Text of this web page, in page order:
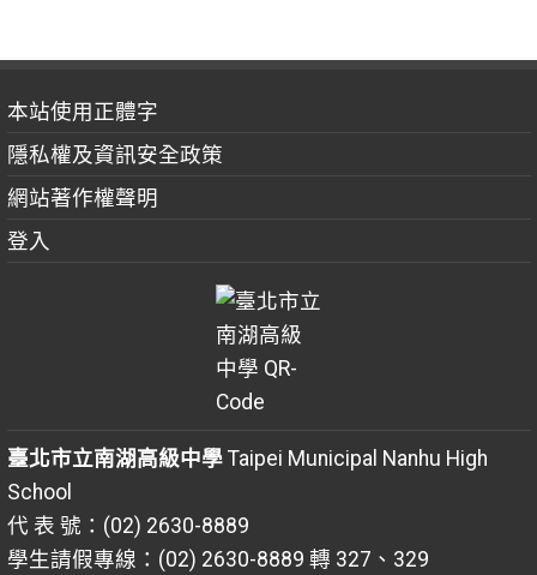
本站使用正體字
隱私權及資訊安全政策
網站著作權聲明
登入
臺北市立南湖高級中學Taipei Municipal Nanhu High
School
代 表 號：(02) 2630-8889
學生請假專線：(02) 2630-8889 轉 327、329